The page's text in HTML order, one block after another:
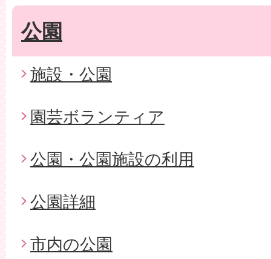
公園
施設・公園
園芸ボランティア
公園・公園施設の利用
公園詳細
市内の公園